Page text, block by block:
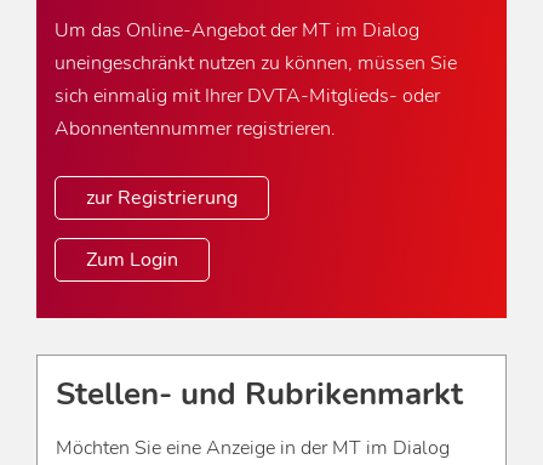
Um das Online-Angebot der MT im Dialog
uneingeschränkt nutzen zu können, müssen Sie
sich einmalig mit Ihrer DVTA-Mitglieds- oder
Abonnentennummer registrieren.
zur Registrierung
Zum Login
Stellen- und Rubrikenmarkt
Möchten Sie eine Anzeige in der MT im Dialog